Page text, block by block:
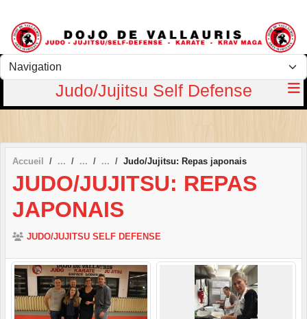
Judo/Jujitsu Self Defense
Accueil Judo/Jujitsu: Repas japonais
JUDO/JUJITSU: REPAS
JAPONAIS
JUDO/JUJITSU SELF DEFENSE